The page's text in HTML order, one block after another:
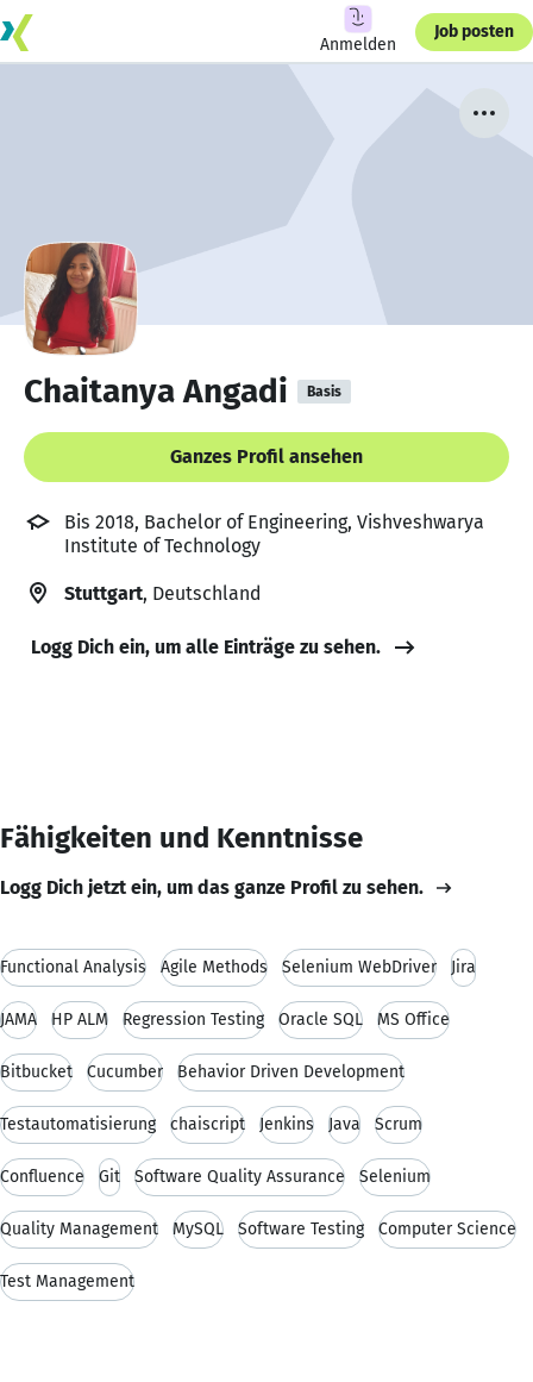
Anmelden
Job posten
Chaitanya Angadi Basis
Ganzes Profil ansehen
Bis 2018, Bachelor of Engineering, Vishveshwarya
Institute of Technology
Stuttgart, Deutschland
Logg Dich ein, um alle Einträge zu sehen.
Fähigkeiten und Kenntnisse
Logg Dich jetzt ein, um das ganze Profil zu sehen.
Functional Analysis Agile Methods Selenium WebDriver Jira
JAMA HP ALM Regression Testing Oracle SQL MS Office
Bitbucket Cucumber Behavior Driven Development
Testautomatisierung chaiscript Jenkins Java Scrum
Confluence Git Software Quality Assurance Selenium
Quality Management MySQL Software Testing Computer Science
Test Management